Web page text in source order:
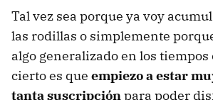
Tal vez sea porque ya voy
las rodillas o simplemente
algo generalizado en los
cierto es que empiezo a estar
tanta suscripciónpara poder